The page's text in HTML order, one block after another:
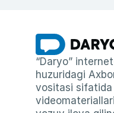
“Daryo”
huzuridagi
vositasi sifatida